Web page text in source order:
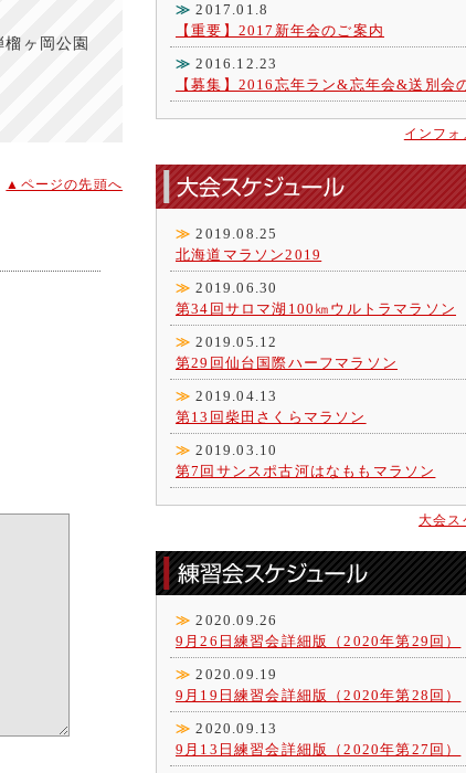
ヶ岡公園
▲ページの先頭へ
≫ 2017.01.8
【重要】2017新年会のご案内
≫ 2016.12.23
【募集】2016忘年ラン&忘年会&送別会
インフ
≫ 2019.08.25
北海道マラソン2019
≫ 2019.06.30
第34回サロマ湖100㎞ウルトラマラソン
≫ 2019.05.12
第29回仙台国際ハーフマラソン
≫ 2019.04.13
第13回柴田さくらマラソン
≫ 2019.03.10
第7回サンスポ古河はなももマラソン
大会ス
≫ 2020.09.26
9月26日練習会詳細版（2020年第29回）
≫ 2020.09.19
9月19日練習会詳細版（2020年第28回）
≫ 2020.09.13
9月13日練習会詳細版（2020年第27回）